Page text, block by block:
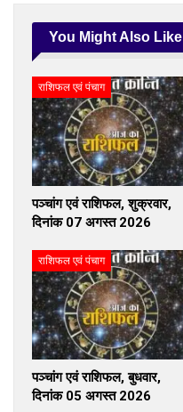
You Might Also Like
राशिफल एवं पंचाग
पञ्चांग एवं राशिफल, शुक्रवार,
दिनांक 07 अगस्त 2026
राशिफल एवं पंचाग
पञ्चांग एवं राशिफल, बुधवार,
दिनांक 05 अगस्त 2026